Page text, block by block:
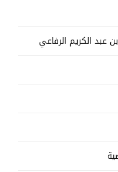
عبد الكريم الرفاعي